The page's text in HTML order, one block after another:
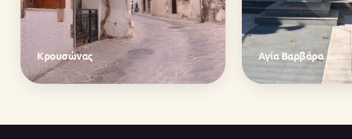
Κρουσώνας Αγία Βαρβάρα